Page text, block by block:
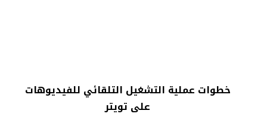
خطوات عملية التشغيل التلقائي للفيديوهات
على تويتر